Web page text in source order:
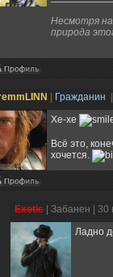
Несмотря
природа
Гражданин
Хе-хе
Всё это,
хочется.
Exotic Забанен |
Ладно